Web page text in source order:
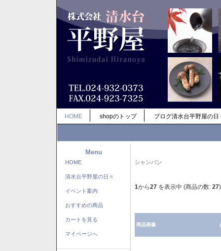
HOME shopのトップ ブログ清水台平野屋の日
Menu
HOME
清水台平野屋の日々
イベント案内
おすすめの商品
カートを見る
マイページへ
シャンパン
1から27 を表示中 (商品の数: 27)
商品画像